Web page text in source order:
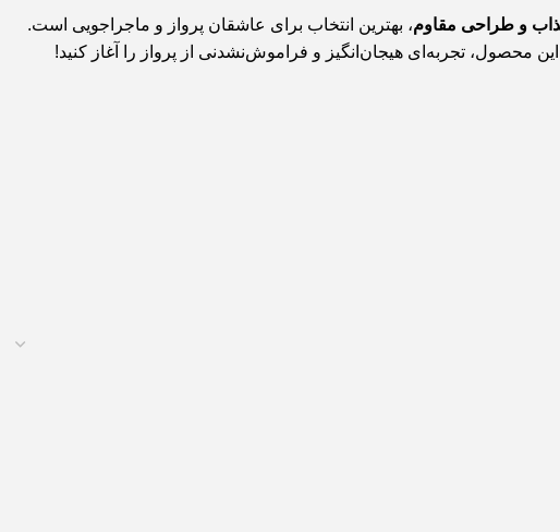
و طراحی مقاوم، بهترین انتخاب برای عاشقان پرواز و ماجراجویی است.
محصول، تجربه‌ای هیجان‌انگیز و فراموش‌نشدنی از پرواز را آغاز کنید!